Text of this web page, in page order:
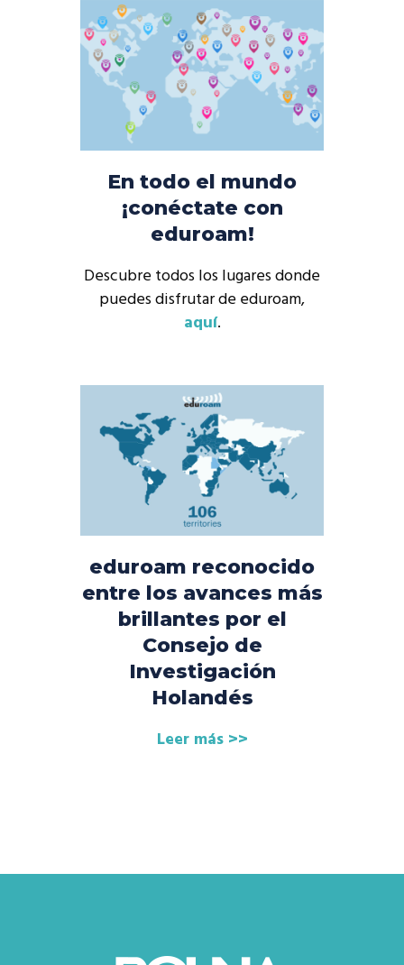
En todo el mundo
¡conéctate con
eduroam!
Descubre todos los lugares donde
puedes disfrutar de eduroam,
aquí.
eduroam reconocido
entre los avances más
brillantes por el
Consejo de
Investigación
Holandés
Leer más >>